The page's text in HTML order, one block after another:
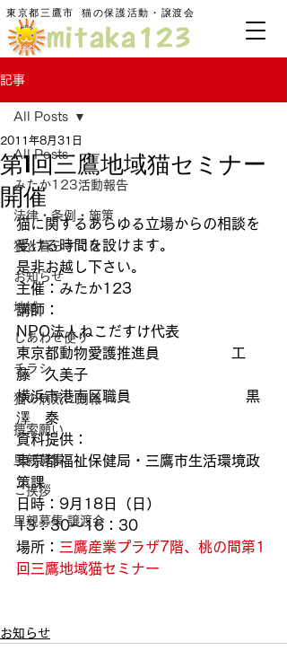
東京都三鷹市 ​猫の保護活動・譲渡会
記事
All Posts
みたか123活動報告
法律・条例・施策
猫と暮らすには
お知らせ
地域
しあわせ便り
チラシ
猫の病気に朗報
捜索願い
里親募集
ご挨拶
里親募集 譲渡会
All Posts
第1回三鷹地域猫セミナー
開催
2011年8月31日
猫に関するあらゆる立場からの相談を
受ける時間を設けます。
是非お越し下さい。
主催：みたか123
講師：
NPO法人ねこだすけ代表
東京都動物愛護推進員　　　　　工
藤　久美子
横浜市港南区職員　　　　　　　　黒
澤　泰
資料提供：
東京都福祉保健局・三鷹市生活環境政
策課
日時：9月18日（日）
13：30～16：30
場所： 三鷹産業プラザ7階、桃の間第1
回三鷹地域猫セミナー
お知らせ